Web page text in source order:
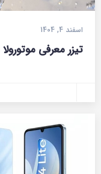
اسفند 4, 1404
تیزر معرفی موتورولا اج ۷۰ فیوژن